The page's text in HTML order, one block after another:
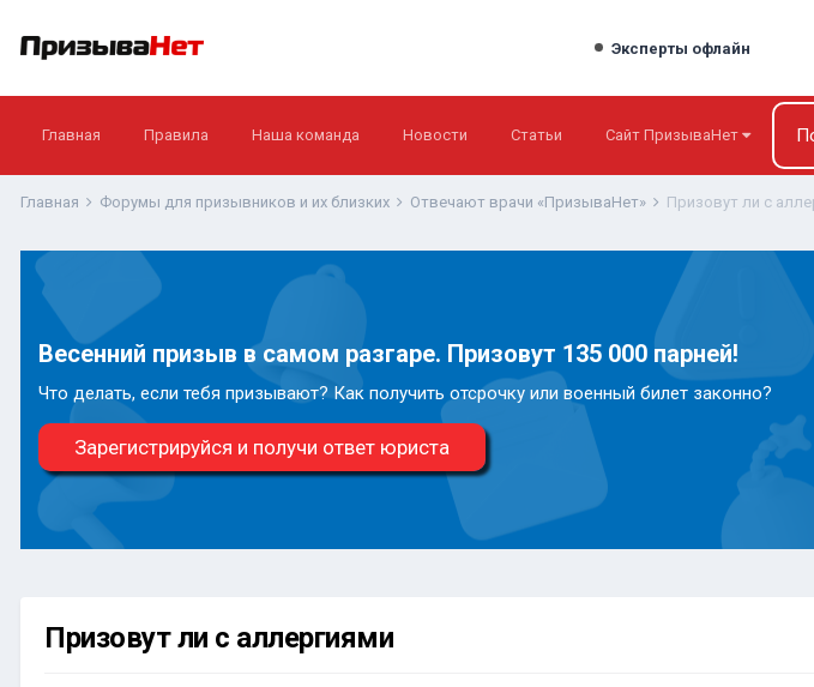
Эксперты офлайн
Главная Правила Наша команда Новости Статьи Сайт ПризываНет
Главная Форумы для призывников и их близких Отвечают врачи «ПризываНет» Призовут ли с
Весенний призыв в самом разгаре. Призовут 135 000 парней!
Что делать, если тебя призывают? Как получить отсрочку или военный билет законно?
Зарегистрируйся и получи ответ юриста
Призовут ли с аллергиями